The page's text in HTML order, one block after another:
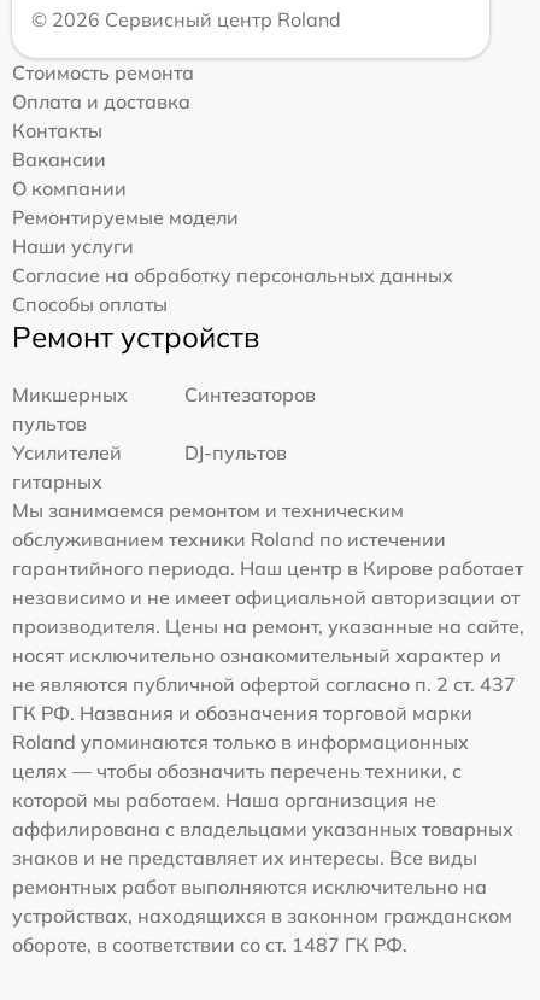
© 2026 Сервисный центр Roland
Стоимость ремонта
Оплата и доставка
Контакты
Вакансии
О компании
Ремонтируемые модели
Наши услуги
Согласие на обработку персональных данных
Способы оплаты
Ремонт устройств
Микшерных
пультов
Синтезаторов
Усилителей
гитарных
DJ-пультов
Мы занимаемся ремонтом и техническим
обслуживанием техники Roland по истечении
гарантийного периода. Наш центр в Кирове работает
независимо и не имеет официальной авторизации от
производителя. Цены на ремонт, указанные на сайте,
носят исключительно ознакомительный характер и
не являются публичной офертой согласно п. 2 ст. 437
ГК РФ. Названия и обозначения торговой марки
Roland упоминаются только в информационных
целях — чтобы обозначить перечень техники, с
которой мы работаем. Наша организация не
аффилирована с владельцами указанных товарных
знаков и не представляет их интересы. Все виды
ремонтных работ выполняются исключительно на
устройствах, находящихся в законном гражданском
обороте, в соответствии со ст. 1487 ГК РФ.